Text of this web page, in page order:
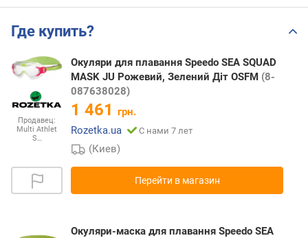
Где купить?
Продавец:
Multi Athlet
S…
Окуляри для плавання Speedo SEA SQUAD
MASK JU Рожевий, Зелений Діт OSFM (8-
087638028)
1 461 грн.
Rozetka.ua
С нами 7 лет
(Киев)
Перейти в магазин
Окуляри-маска для плавання Speedo SEA